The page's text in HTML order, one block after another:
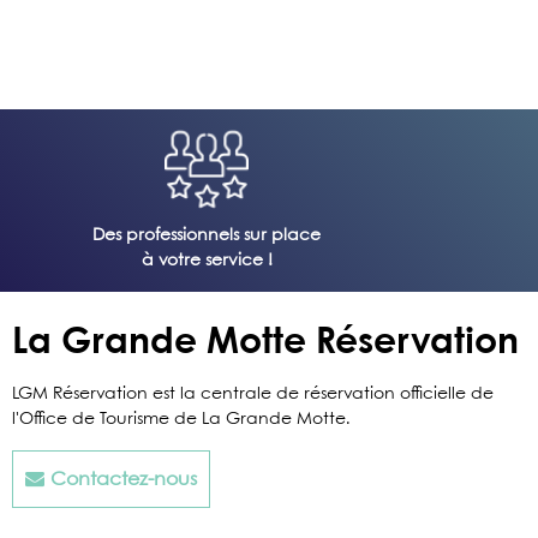
Des professionnels sur place
à votre service !
La Grande Motte Réservation
LGM Réservation est la centrale de réservation officielle de
l'Office de Tourisme de La Grande Motte.
Contactez-nous